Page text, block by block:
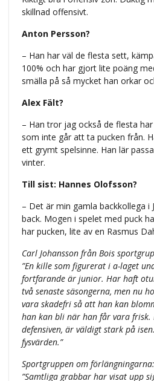
skillnad offensivt.
Anton Persson?
– Han har väl de flesta sett,
100% och har gjort lite poäng
smälla på så mycket han orkar
Alex Fält?
– Han tror jag också de flesta
som inte går att ta pucken från.
ett grymt spelsinne. Han lär
vinter.
Till sist: Hannes Olofsson?
– Det är min gamla backkollega i
back. Mogen i spelet med puck
har pucken, lite av en Rasmus
Carl Johansson från Bois
”En kille som figurerat i a-laget
fortfarande är junior. Har haft
två senaste säsongerna, men nu
vara skadefri så att han kan
han kan bli när han får vara frisk.
defensiven, är väldigt stark på
fysvärden.”
Sportgruppen om förlängningarna:
”Samtliga grabbar har visat upp